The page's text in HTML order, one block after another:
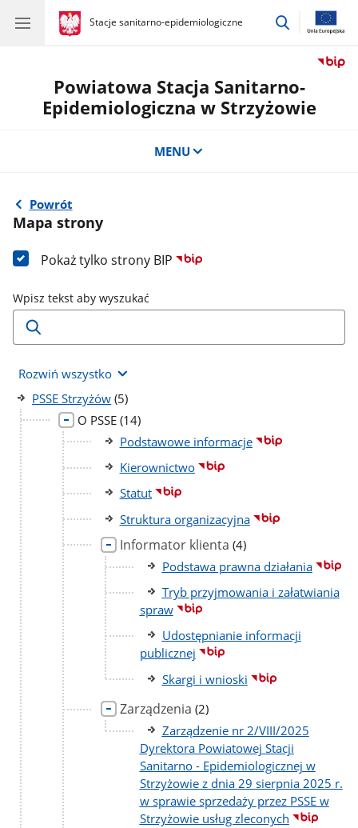
gov.pl
Stacje sanitarno-epidemiologiczne
gov.pl
Stacje
przejdź
Powiatowa Stacja Sanitarno-
Epidemiologiczna w Strzyżowie
MENU
Powrót
Mapa strony
Pokaż tylko strony BIP
Wpisz tekst aby wyszukać
Rozwiń wszystko
PSSE Strzyżów liczba
podstron
(5)
O PSSE liczba
podstron
(14)
Podstawowe informacje
Kierownictwo
Statut
Struktura organizacyjna
Informator klienta liczba
podstron
(4)
Podstawa prawna działania
Tryb przyjmowania i załatwiania
spraw
Udostępnianie informacji
publicznej
Skargi i wnioski
Zarządzenia liczba
podstron
(2)
Zarządzenie nr 2/VIII/2025
Dyrektora Powiatowej Stacji
Sanitarno - Epidemiologicznej w
Strzyżowie z dnia 29 sierpnia 2025 r.
w sprawie sprzedaży przez PSSE w
Strzyżowie usług zleconych